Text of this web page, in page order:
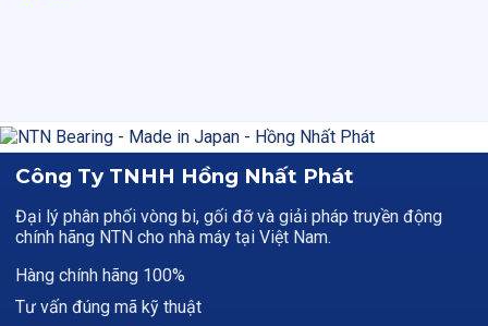
Công Ty TNHH Hồng Nhất Phát
Đại lý phân phối vòng bi, gối đỡ và giải pháp truyền động
chính hãng NTN cho nhà máy tại Việt Nam.
Hàng chính hãng 100%
Tư vấn đúng mã kỹ thuật